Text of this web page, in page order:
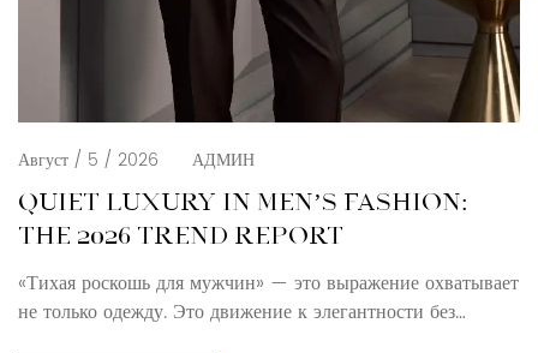
Август / 5 / 2026 АДМИН
QUIET LUXURY IN MEN’S FASHION:
THE 2026 TREND REPORT
«Тихая роскошь для мужчин» — это выражение охватывает
не только одежду. Это движение к элегантности без